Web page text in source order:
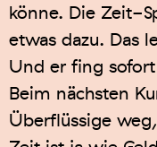
könne. Die Zeit-
etwas dazu. Das
Und er fing
Beim nächsten
Überflüssige